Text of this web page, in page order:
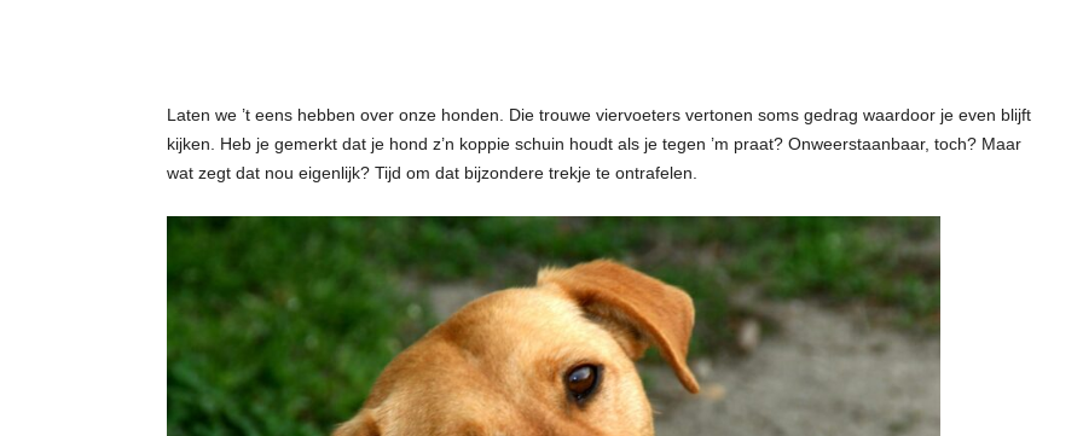
Laten we ’t eens hebben over onze honden. Die trouwe viervoeters vertonen soms gedrag waardoor je even blijft
kijken. Heb je gemerkt dat je hond z’n koppie schuin houdt als je tegen ’m praat? Onweerstaanbaar, toch? Maar
wat zegt dat nou eigenlijk? Tijd om dat bijzondere trekje te ontrafelen.